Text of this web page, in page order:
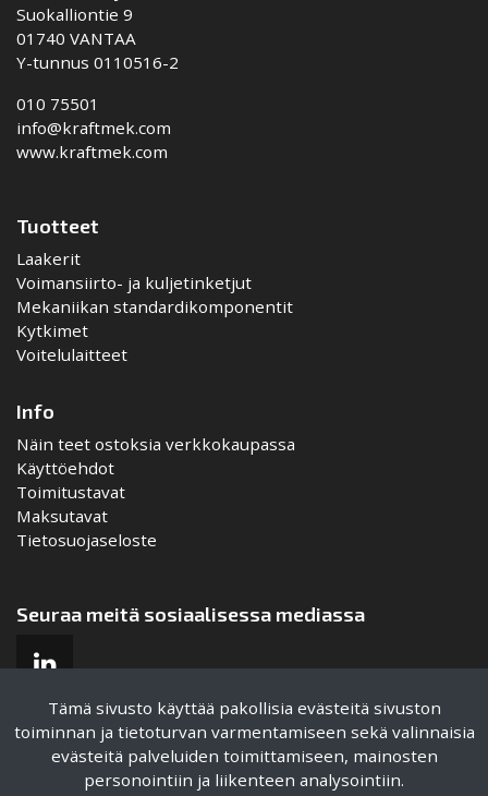
Tämä sivusto käyttää pakollisia evästeitä sivuston
toiminnan ja tietoturvan varmentamiseen sekä valinnaisia
evästeitä palveluiden toimittamiseen, mainosten
personointiin ja liikenteen analysointiin.
Suokalliontie 9
01740 VANTAA
Y-tunnus 0110516-2
010 75501
info@kraftmek.com
www.kraftmek.com
Tuotteet
Laakerit
Voimansiirto- ja kuljetinketjut
Mekaniikan standardikomponentit
Kytkimet
Voitelulaitteet
Info
Näin teet ostoksia verkkokaupassa
Käyttöehdot
Toimitustavat
Maksutavat
Tietosuojaseloste
Seuraa meitä sosiaalisessa mediassa
Sertifikaatit